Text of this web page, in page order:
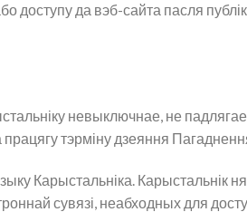
доступу да вэб-сайта пасля
невыключнае, не
тэрміну дзеяння
Карыстальніка. Карыстальнік
сувязі, неабходных для